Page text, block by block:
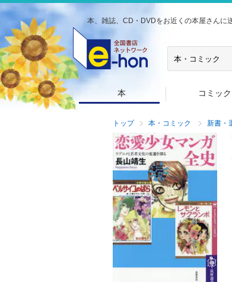
本、雑誌、CD・DVDをお近くの本屋さんに
本 コミック
トップ 本・コミック 新書・